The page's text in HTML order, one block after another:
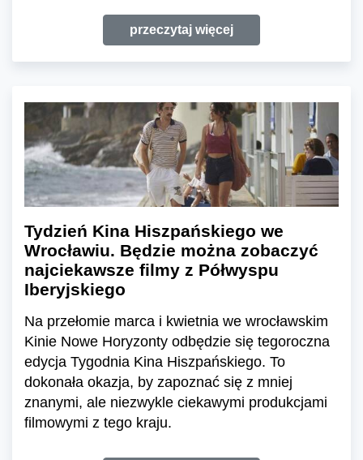
przeczytaj więcej
Tydzień Kina Hiszpańskiego we
Wrocławiu. Będzie można zobaczyć
najciekawsze filmy z Półwyspu
Iberyjskiego
Na przełomie marca i kwietnia we wrocławskim
Kinie Nowe Horyzonty odbędzie się tegoroczna
edycja Tygodnia Kina Hiszpańskiego. To
dokonała okazja, by zapoznać się z mniej
znanymi, ale niezwykle ciekawymi produkcjami
filmowymi z tego kraju.